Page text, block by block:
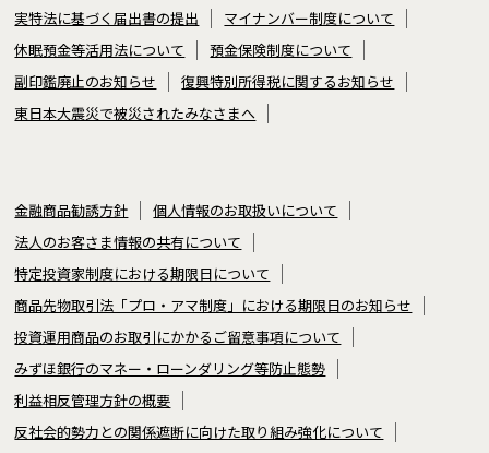
実特法に基づく届出書の提出
マイナンバー制度について
休眠預金等活用法について
預金保険制度について
副印鑑廃止のお知らせ
復興特別所得税に関するお知らせ
東日本大震災で被災されたみなさまへ
金融商品勧誘方針
個人情報のお取扱いについて
法人のお客さま情報の共有について
特定投資家制度における期限日について
商品先物取引法「プロ・アマ制度」における期限日のお知らせ
投資運用商品のお取引にかかるご留意事項について
みずほ銀行のマネー・ローンダリング等防止態勢
利益相反管理方針の概要
反社会的勢力との関係遮断に向けた取り組み強化について